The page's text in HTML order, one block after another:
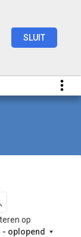
SLUIT
op
- oplopend